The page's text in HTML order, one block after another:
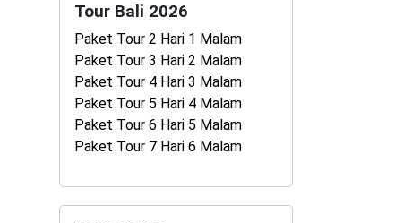
Tour Bali 2026
Paket Tour 2 Hari 1 Malam
Paket Tour 3 Hari 2 Malam
Paket Tour 4 Hari 3 Malam
Paket Tour 5 Hari 4 Malam
Paket Tour 6 Hari 5 Malam
Paket Tour 7 Hari 6 Malam